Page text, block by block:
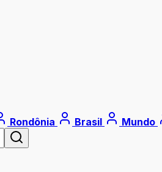
Rondônia Brasil Mundo